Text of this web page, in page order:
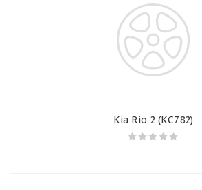
Kia Rio 2 (КС782)